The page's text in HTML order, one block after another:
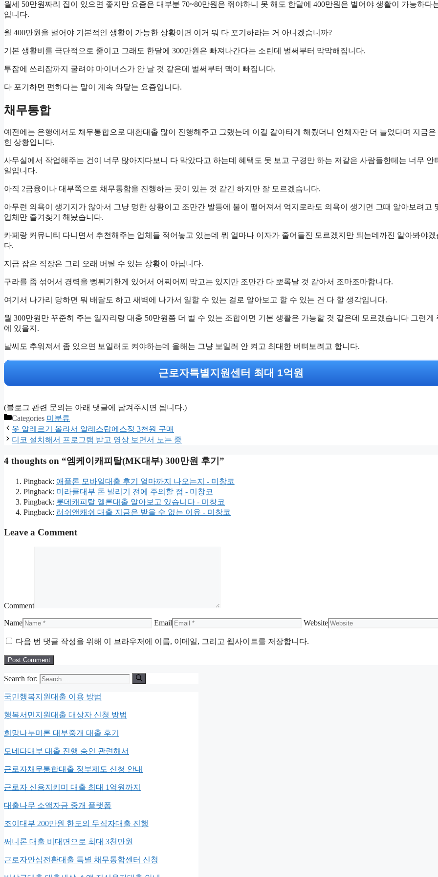
월세 50만원짜리 집이 있으면 좋지만 요즘은 대부분 70~80만원은 줘야하니 못 해도 한달에 400만원은 벌어야 생활이 가능하다
입니다.
월 400만원을 벌어야 기본적인 생활이 가능한 상황이면 이거 뭐 다 포기하라는 거 아니겠습니까?
기본 생활비를 극단적으로 줄이고 그래도 한달에 300만원은 빠져나간다는 소린데 벌써부터 막막해집니다.
투잡에 쓰리잡까지 굴려야 마이너스가 안 날 것 같은데 벌써부터 맥이 빠집니다.
다 포기하면 편하다는 말이 계속 와닿는 요즘입니다.
채무통합
예전에는 은행에서도 채무통합으로 대환대출 많이 진행해주고 그랬는데 이걸 갈아타게 해줬더니 연체자만 더 늘었다며 지금은
힌 상황입니다.
사무실에서 작업해주는 건이 너무 많아지다보니 다 막았다고 하는데 혜택도 못 보고 구경만 하는 저같은 사람들한테는 너무 안
일입니다.
아직 2금융이나 대부쪽으로 채무통합을 진행하는 곳이 있는 것 같긴 하지만 잘 모르겠습니다.
아무런 의욕이 생기지가 않아서 그냥 멍한 상황이고 조만간 발등에 불이 떨어져서 억지로라도 의욕이 생기면 그때 알아보려고
업체만 즐겨찾기 해놨습니다.
카페랑 커뮤니티 다니면서 추천해주는 업체들 적어놓고 있는데 뭐 얼마나 이자가 줄어들진 모르겠지만 되는데까진 알아봐야겠
다.
지금 잡은 직장은 그리 오래 버틸 수 있는 상황이 아닙니다.
구라를 좀 섞어서 경력을 뻥튀기한게 있어서 어찌어찌 막고는 있지만 조만간 다 뽀록날 것 같아서 조마조마합니다.
여기서 나가리 당하면 뭐 배달도 하고 새벽에 나가서 일할 수 있는 걸로 알아보고 할 수 있는 건 다 할 생각입니다.
월 300만원만 꾸준히 주는 일자리랑 대충 50만원쯤 더 벌 수 있는 조합이면 기본 생활은 가능할 것 같은데 모르겠습니다 그런게
에 있을지.
날씨도 추워져서 좀 있으면 보일러도 켜야하는데 올해는 그냥 보일러 안 켜고 최대한 버텨보려고 합니다.
근로자특별지원센터 최대 1억원
(블로그 관련 문의는 아래 댓글에 남겨주시면 됩니다.)
Categories 미분류
옻 알레르기 올라서 알레스탑에스정 3천원 구매
디코 설치해서 프로그램 받고 영상 보면서 노는 중
4 thoughts on “엠케이캐피탈(MK대부) 300만원 후기”
Pingback: 애플론 모바일대출 후기 얼마까지 나오는지 - 미창코
Pingback: 미라클대부 돈 빌리기 전에 주의할 점 - 미창코
Pingback: 롯데캐피탈 엘론대출 알아보고 있습니다 - 미창코
Pingback: 러쉬앤캐쉬 대출 지금은 받을 수 없는 이유 - 미창코
Leave a Comment
Comment
Name Email Website
다음 번 댓글 작성을 위해 이 브라우저에 이름, 이메일, 그리고 웹사이트를 저장합니다.
Search for:
국민행복지원대출 이용 방법
행복서민지원대출 대상자 신청 방법
희망나누미론 대부중개 대출 후기
모네다대부 대출 진행 승인 관련해서
근로자채무통합대출 정부제도 신청 안내
근로자 신용지키미 대출 최대 1억원까지
대출나무 소액자금 중개 플랫폼
조이대부 200만원 한도의 무직자대출 진행
써니론 대출 비대면으로 최대 3천만원
근로자안심전환대출 특별 채무통합센터 신청